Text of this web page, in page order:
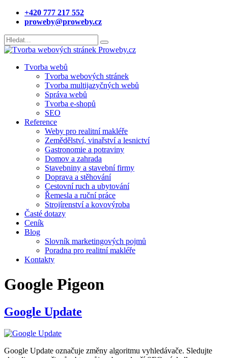
+420 777 217 552
proweby@proweby.cz
Tvorba webů
Tvorba webových stránek
Tvorba multijazyčných webů
Správa webů
Tvorba e-shopů
SEO
Reference
Weby pro realitní makléře
Zemědělství, vinařství a lesnictví
Gastronomie a potraviny
Domov a zahrada
Stavebniny a stavební firmy
Doprava a stěhování
Cestovní ruch a ubytování
Řemesla a ruční práce
Strojírenství a kovovýroba
Časté dotazy
Ceník
Blog
Slovník marketingových pojmů
Poradna pro realitní makléře
Kontakty
Google Pigeon
Google Update
Google Update označuje změny algoritmu vyhledávače. Sledujte